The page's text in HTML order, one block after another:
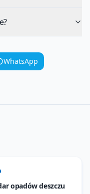
WhatsApp
opadów deszczu